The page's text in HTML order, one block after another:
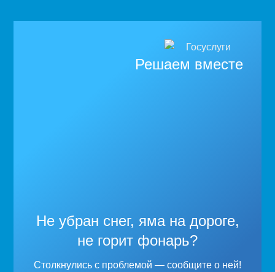
Решаем вместе
Не убран снег, яма на дороге,
не горит фонарь?
Столкнулись с проблемой — сообщите о ней!